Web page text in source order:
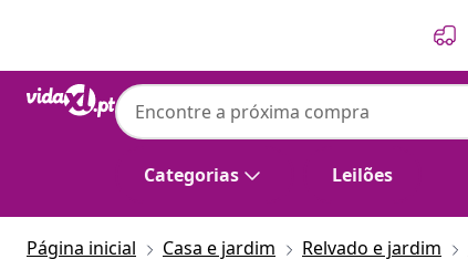
Categorias Leilões
Página inicial Casa e jardim Relvado e jardim